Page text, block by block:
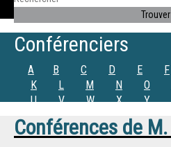
Conférenciers
A B C D E F
K
L M N O
U
V W X Y
Conférences de M.